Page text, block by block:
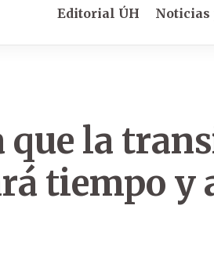
Editorial ÚH Noticias
que la
tiempo y